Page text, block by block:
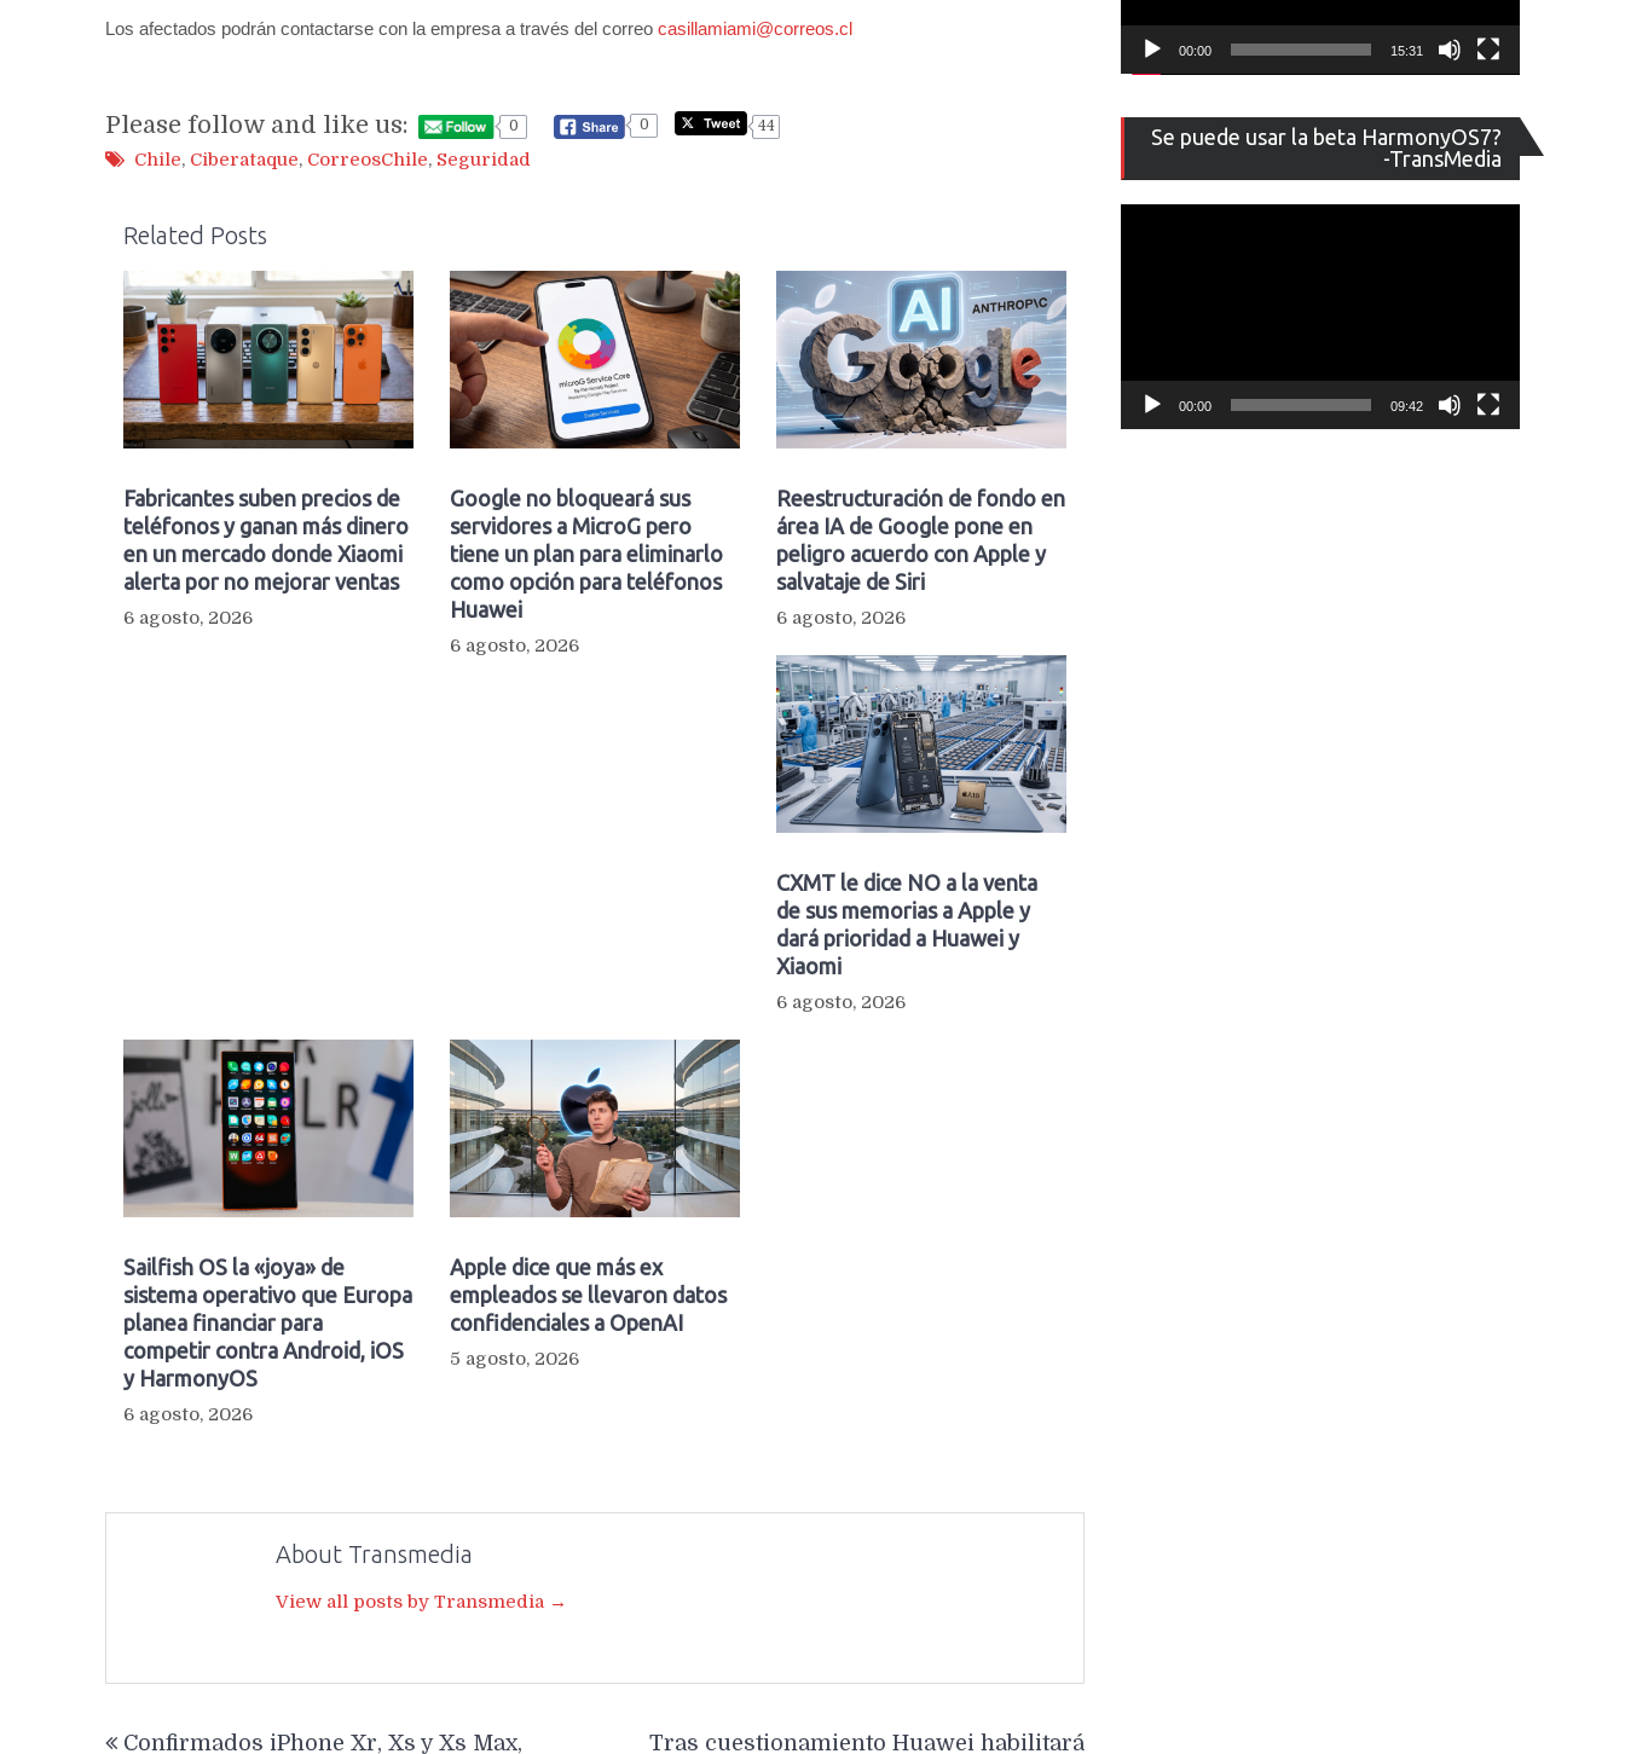
Los afectados podrán contactarse con la empresa a través del correo casillamiami@correos.cl
Please follow and like us: 0 0 44
Chile, Ciberataque, CorreosChile, Seguridad
Related Posts
Fabricantes suben precios de
teléfonos y ganan más dinero
en un mercado donde Xiaomi
alerta por no mejorar ventas
6 agosto, 2026
Google no bloqueará sus
servidores a MicroG pero
tiene un plan para eliminarlo
como opción para teléfonos
Huawei
6 agosto, 2026
Reestructuración de fondo en
área IA de Google pone en
peligro acuerdo con Apple y
salvataje de Siri
6 agosto, 2026
CXMT le dice NO a la venta
de sus memorias a Apple y
dará prioridad a Huawei y
Xiaomi
6 agosto, 2026
Sailfish OS la «joya» de
sistema operativo que Europa
planea financiar para
competir contra Android, iOS
y HarmonyOS
6 agosto, 2026
Apple dice que más ex
empleados se llevaron datos
confidenciales a OpenAI
5 agosto, 2026
About Transmedia
View all posts by Transmedia →
Confirmados iPhone Xr, Xs y Xs Max, Tras cuestionamiento Huawei habilitará
00:00 15:31
Se puede usar la beta HarmonyOS7?
-TransMedia
de
vídeo
00:00 09:42